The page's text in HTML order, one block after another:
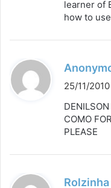
learner of
how to
25/11/
COMO
PLEASE
Rolzinha